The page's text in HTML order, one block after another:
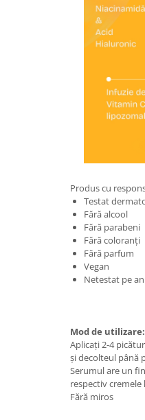
Produs cu
Testat
Fără alcool
Fără parabeni
Fără coloranți
Fără parfum
Vegan
Netestat pe
Mod de utilizare:
Aplicați 2-4
și decolteul până
Serumul are un
respectiv
Fără miros